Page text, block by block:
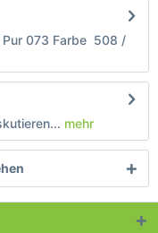
Pur 073 Farbe 508 /
mehr